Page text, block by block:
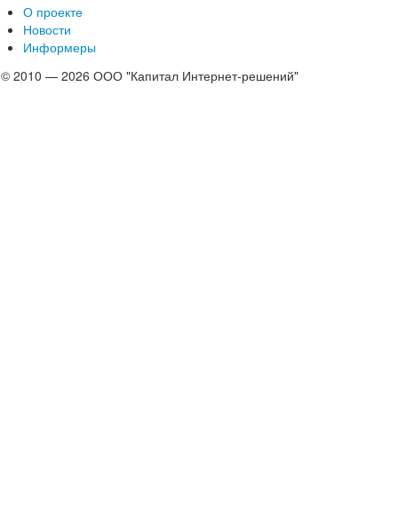
О проекте
Новости
Информеры
© 2010 — 2026 ООО "Капитал Интернет-решений"